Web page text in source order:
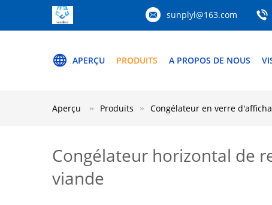
sunplyl@163.com
APERÇU PRODUITS A PROPOS DE NOUS
Aperçu Produits Congélateur en verre
Congélateur horizontal de
viande